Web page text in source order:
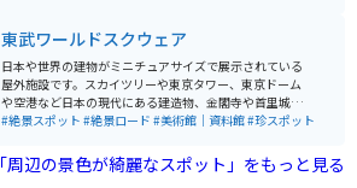
現在その多くは衰退、その跡が残っているのも見どころ
です。 泉質はアルカリ性単純温泉で、肌に優しく、疲労
回復やリウマチ、神経痛などに効能があるとされていま
す。温泉街では、鬼怒川の渓谷美を楽しみながら露天風
呂に浸かることができ、四季折々の自然の美しさが魅力
などの観光スポットも多く、温泉と観光の両方を楽しめ
る温泉地として、年間を通じて多くの観光客が訪れま
東武ワールドスクウェア
日本や世界の建物がミニチュアサイズで展示されている
屋外施設です。スカイツリーや東京タワー、東京ドーム
や空港など日本の現代にある建造物、金閣寺や首里城の
日本の世界遺産などが見られます。 日本以外のエリアが
ンク、ヨーロッパエリアだとエッフェル塔、ピサの斜
塔、コロッセオなどがあります。 1度に様々な世界遺産
#絶景スポット #絶景ロード #美術館｜資料館#珍スポット
「周辺の景色が綺麗なスポット」をもっと見る